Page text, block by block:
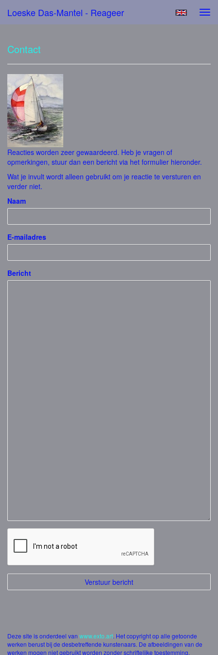
Loeske Das-Mantel - Reageer
Contact
Reacties worden zeer gewaardeerd. Heb je vragen of
opmerkingen, stuur dan een bericht via het formulier hieronder.
Wat je invult wordt alleen gebruikt om je reactie te versturen en
verder niet.
Naam
E-mailadres
Bericht
Deze site is onderdeel van www.exto.art. Het copyright op alle getoonde
werken berust bij de desbetreffende kunstenaars. De afbeeldingen van de
werken mogen niet gebruikt worden zonder schriftelijke toestemming.